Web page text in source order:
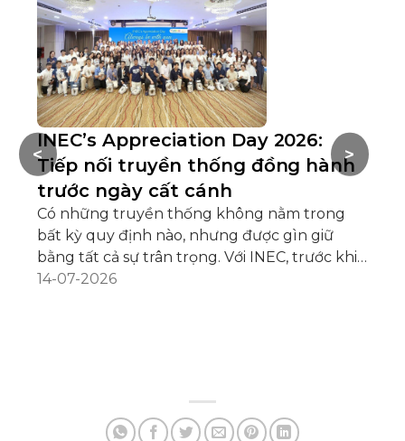
INEC’s Appreciation Day 2026:
Tiếp nối truyền thống đồng hành
trước ngày cất cánh
Có những truyền thống không nằm trong
bất kỳ quy định nào, nhưng được gìn giữ
bằng tất cả sự trân trọng. Với INEC, trước khi
hàng trăm học sinh chính thức cất cánh cho
(ngày 19/07/2026) và Đà Nẵng (1/8/2026) vừa
14-07-2026
>
<